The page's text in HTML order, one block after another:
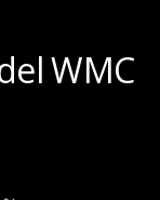
WMC